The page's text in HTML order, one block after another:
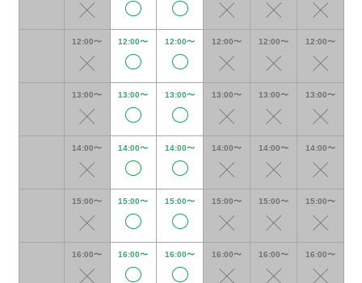
12:00〜 12:00〜 12:00〜 12:00〜 12:00〜 12:00〜
13:00〜 13:00〜 13:00〜 13:00〜 13:00〜 13:00〜
14:00〜 14:00〜 14:00〜 14:00〜 14:00〜 14:00〜
15:00〜 15:00〜 15:00〜 15:00〜 15:00〜 15:00〜
16:00〜 16:00〜 16:00〜 16:00〜 16:00〜 16:00〜